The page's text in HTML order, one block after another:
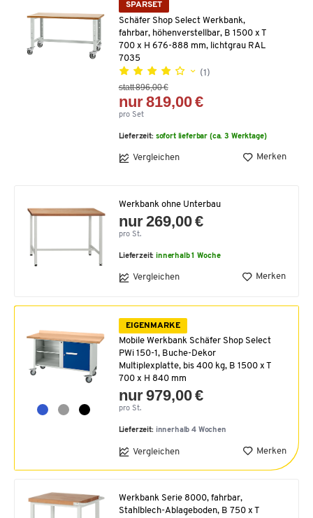
SPARSET
Schäfer Shop Select Werkbank,
fahrbar, höhenverstellbar, B 1500 x T
700 x H 676-888 mm, lichtgrau RAL
7035
(1)
statt 896,00 €
nur 819,00 €
pro Set
Lieferzeit: sofort lieferbar (ca. 3 Werktage)
Vergleichen Merken
Werkbank ohne Unterbau
nur 269,00 €
pro St.
Lieferzeit:innerhalb 1 Woche
Vergleichen Merken
EIGENMARKE
Mobile Werkbank Schäfer Shop Select
PWi 150-1, Buche-Dekor
Multiplexplatte, bis 400 kg, B 1500 x T
700 x H 840 mm
nur 979,00 €
pro St.
Lieferzeit: innerhalb 4 Wochen
Vergleichen Merken
Werkbank Serie 8000, fahrbar,
Stahlblech-Ablageboden, B 750 x T